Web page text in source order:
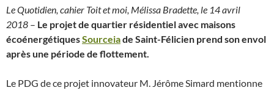
Le Quotidien, cahier Toit et moi, Mélissa Bradette, le 14 avril
2018 – Le projet de quartier résidentiel avec maisons
écoénergétiquesSourceiade Saint-Félicien prend son envol
après une période de flottement.
Le PDG de ce projet innovateur M. Jérôme Simard mentionne